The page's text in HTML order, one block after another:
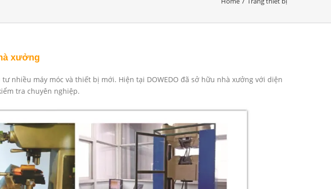
xưởng
nhiều máy móc và thiết bị mới. Hiện tại DOWEDO đã sở hữu nhà xưởng với diện
tra chuyên nghiệp.